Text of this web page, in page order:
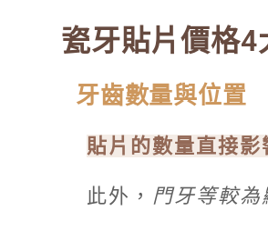
瓷牙貼片價格4
牙齒數量與位置
貼片的數量直接
此外， 門牙等較